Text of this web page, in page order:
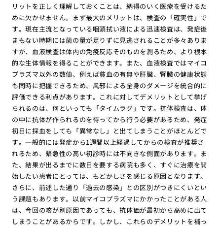
リットを正しく理解しておくことは、納得のいく医療を受けるた
めに欠かせません。まず最大のメリットは、検査の「確実性」で
す。現在主流となっている咽頭拭い液による迅速検査は、発症後
まもない時期には菌の量が足りずに見逃されることが多々ありま
すが、血液検査は体内の免疫反応そのものを測るため、より根本
的な生体情報を得ることができます。また、血液検査ではマイコ
プラズマ以外の数値、例えば貧血の有無や肝臓、腎臓の健康状態
も同時に把握できるため、風邪による全身のダメージを統合的に
評価できる利点があります。これに対してデメリットとして挙げ
られるのは、何といっても「タイムラグ」です。抗体検査は、体
の中に抗体が作られるのを待ってから行う必要があるため、発症
初日に採血をしても「異常なし」と出てしまうことがほとんどで
す。一般的には発症から1週間以上経過してからの検査が推奨さ
れるため、緊急性の高い初診時には不向きな側面があります。ま
た、結果が出るまでに数日を要する病院も多く、すぐに治療を開
始したい患者にとっては、もどかしさを感じる原因となります。
さらに、前述した通り「過去の感染」との区別がつきにくいとい
う課題もあります。以前マイコプラズマにかかったことがある人
は、今回の咳が別原因であっても、抗体価が最初から高めに出て
しまうことがあるからです。しかし、これらのデメリットを補っ